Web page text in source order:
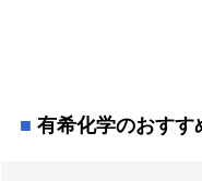
有希化学のおすす